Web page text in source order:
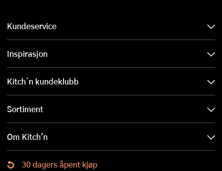
Kundeservice
Inspirasjon
Kitch´n kundeklubb
Sortiment
Om Kitch'n
30 dagers åpent kjøp